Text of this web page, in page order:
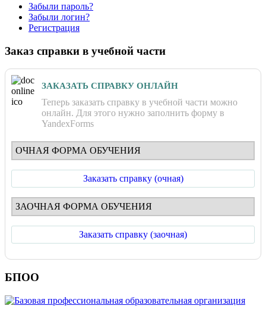
Забыли пароль?
Забыли логин?
Регистрация
Заказ справки в учебной части
ЗАКАЗАТЬ СПРАВКУ ОНЛАЙН
Теперь заказать справку в учебной части можно
онлайн. Для этого нужно заполнить форму в
YandexForms
ОЧНАЯ ФОРМА ОБУЧЕНИЯ
Заказать справку (очная)
ЗАОЧНАЯ ФОРМА ОБУЧЕНИЯ
Заказать справку (заочная)
БПОО